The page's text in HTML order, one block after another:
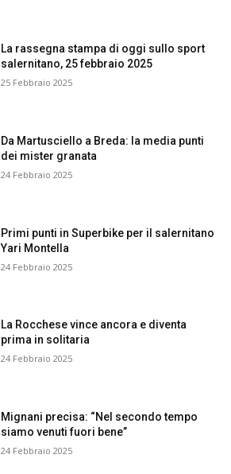
La rassegna stampa di oggi sullo sport
salernitano, 25 febbraio 2025
25 Febbraio 2025
Da Martusciello a Breda: la media punti
dei mister granata
24 Febbraio 2025
Primi punti in Superbike per il salernitano
Yari Montella
24 Febbraio 2025
La Rocchese vince ancora e diventa
prima in solitaria
24 Febbraio 2025
Mignani precisa: “Nel secondo tempo
siamo venuti fuori bene”
24 Febbraio 2025